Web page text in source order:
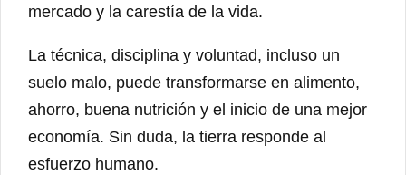
mercado y la carestía de la vida.
La técnica, disciplina y voluntad, incluso un
suelo malo, puede transformarse en alimento,
ahorro, buena nutrición y el inicio de una mejor
economía. Sin duda, la tierra responde al
esfuerzo humano.